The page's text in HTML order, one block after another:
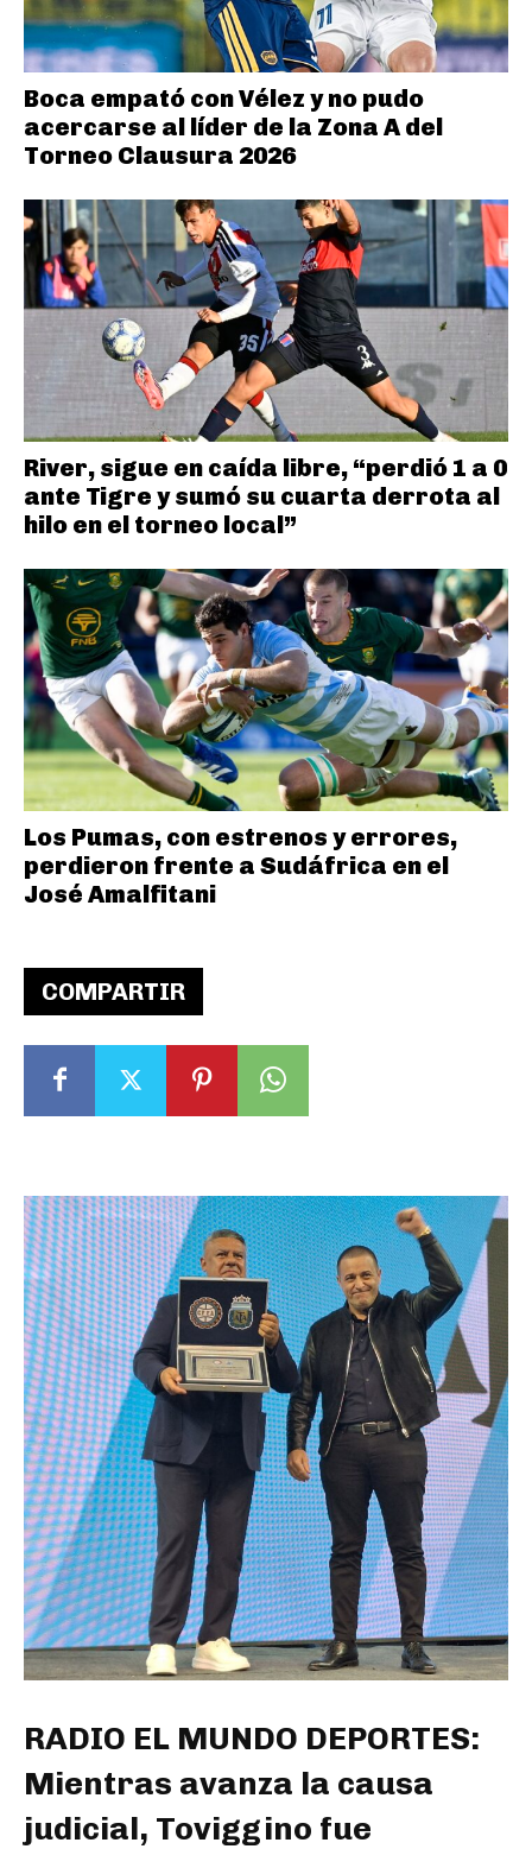
COMPARTIR
RADIO EL MUNDO DEPORTES:
Mientras avanza la causa
judicial, Toviggino fue
Boca empató con Vélez y no pudo
acercarse al líder de la Zona A del
Torneo Clausura 2026
River, sigue en caída libre, “perdió 1 a 0
ante Tigre y sumó su cuarta derrota al
hilo en el torneo local”
Los Pumas, con estrenos y errores,
perdieron frente a Sudáfrica en el
José Amalfitani